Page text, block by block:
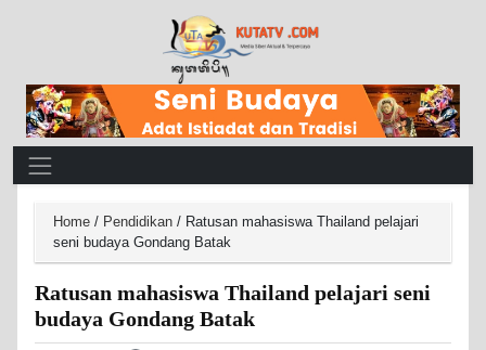
Main Navigation
Home / Pendidikan / Ratusan mahasiswa Thailand pelajari
seni budaya Gondang Batak
Ratusan mahasiswa Thailand pelajari seni
budaya Gondang Batak